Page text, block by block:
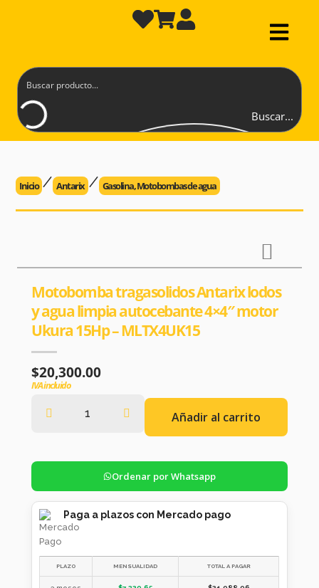
Buscar...
Inicio Antarix Gasolina,Motobombas de agua
Motobomba tragasolidos Antarix lodos
y agua limpia autocebante 4×4″ motor
Ukura 15Hp – MLTX4UK15
$20,300.00
IVA incluido
Añadir al carrito
Ordenar por Whatsapp
Paga a plazos con Mercado pago
PLAZO MENSUALIDAD TOTAL A PAGAR